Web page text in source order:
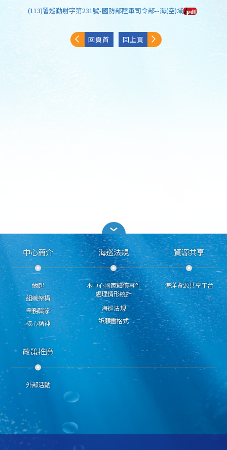
(113)署巡勤射字第231號-國防部陸軍司令部--海(空)域
回頁首 回上頁
中心簡介
緣起
組織架構
業務職掌
核心精神
海巡法規
本中心國家賠償事件
處理情形統計
海巡法規
訴願書格式
資源共享
海洋資源共享平台
政策推廣
外部活動